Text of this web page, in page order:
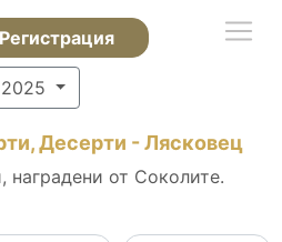
Регистрация
2025
Десерти - Лясковец
наградени от Соколите.